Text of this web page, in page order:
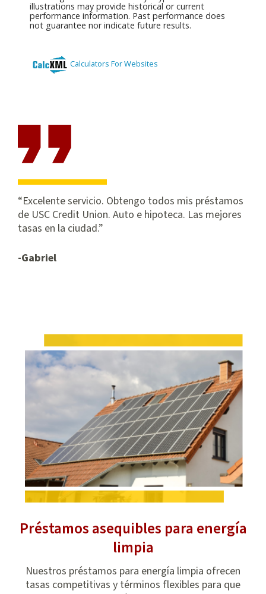
Excelente servicio. Obtengo todos mis préstamos
de USC Credit Union. Auto e hipoteca. Las mejores
tasas en la ciudad.
-Gabriel
Préstamos asequibles para energía
limpia
Nuestros préstamos para energía limpia ofrecen
tasas competitivas y términos flexibles para que